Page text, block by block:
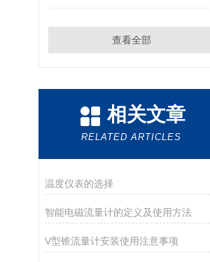
查看全部
相关文章
RELATED ARTICLES
温度仪表的选择
智能电磁流量计的定义及使用方法
V型锥流量计安装使用注意事项